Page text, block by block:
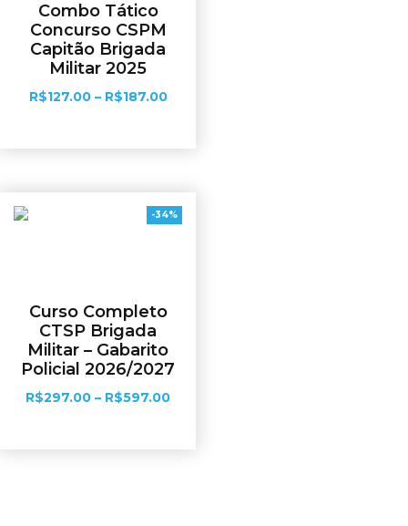
Combo Tático
Concurso CSPM
Capitão Brigada
Militar 2025
R$127.00 – R$187.00
-34%
Curso Completo
CTSP Brigada
Militar – Gabarito
Policial 2026/2027
R$297.00 – R$597.00